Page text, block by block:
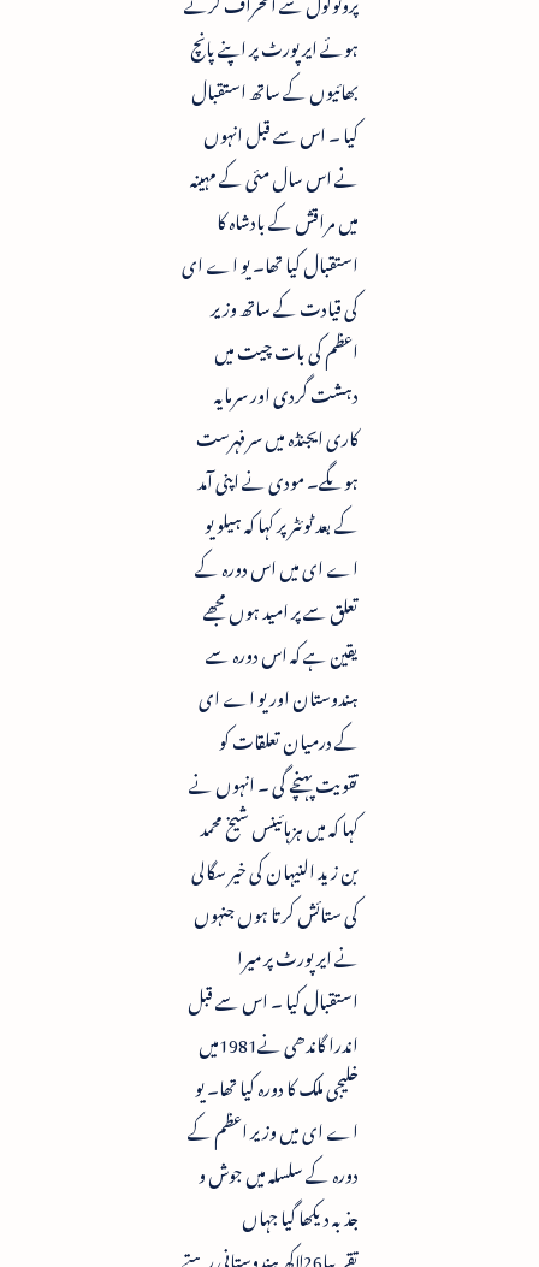
ہوئے ایر پورٹ پر اپنے پانچ
بھائیوں کے ساتھ استقبال
کیا ۔ اس سے قبل انہوں
نے اس سال مئی کے مہینہ
میں مراقش کے بادشاہ کا
استقبال کیا تھا۔ یو اے ای
کی قیادت کے ساتھ وزیر
اعظم کی بات چیت میں
دہشت گردی اور سرمایہ
کاری ایجنڈہ میں سرفہرست
ہوںگے۔ مودی نے اپنی آمد
کے بعد ٹوئٹر پر کہا کہ ہیلو یو
اے ای میں اس دورہ کے
تعلق سے پر امید ہوں مجھے
یقین ہے کہ اس دورہ سے
ہندوستان اور یو اے ای
کے درمیان تعلقات کو
تقویت پہنچے گی ۔ انہوں نے
کہا کہ میں ہزہائینس شیخ محمد
بن زید النیہان کی خیر سگالی
کی ستائش کرتا ہوں جنہوں
نے ایر پورٹ پر میرا
استقبال کیا ۔ اس سے قبل
اندرا گاندھی نے1981میں
خلیجی ملک کا دورہ کیا تھا۔ یو
اے ای میں وزیر اعظم کے
دورہ کے سلسلہ میں جوش و
جذبہ دیکھا گیا جہاں
تقریبا26لاکھ ہندوستانی رہتے